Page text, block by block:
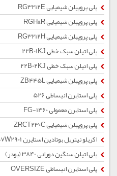
پلی پروپیلن شیمیایی RG3212E
پلی پروپیلن شیمیایی RGH&R
پلی پروپیلن شیمیایی RG3212H
پلی اتیلن سبک خطی 22B01KJ
پلی اتیلن سبک خطی 22B02KJ
پلی پروپیلن شیمیایی ZB445L
پلی استایرن انبساطی 526
پلی استایرن معمولی 1460-FG
پلی پروپیلن شیمیایی ZRCT230C
اکریلو نیتریل بوتادین استایرن SV0157W2901
پلی اتیلن سنگین دورانی 3840 (پودر)
پلی استایرن انبساطی OVERSIZE